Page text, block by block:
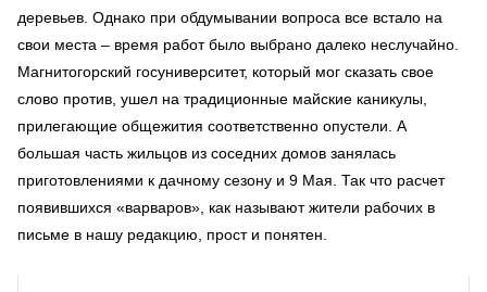
деревьев. Однако при обдумывании вопроса все встало на
свои места – время работ было выбрано далеко неслучайно.
Магнитогорский госуниверситет, который мог сказать свое
слово против, ушел на традиционные майские каникулы,
прилегающие общежития соответственно опустели. А
большая часть жильцов из соседних домов занялась
приготовлениями к дачному сезону и 9 Мая. Так что расчет
появившихся «варваров», как называют жители рабочих в
письме в нашу редакцию, прост и понятен.